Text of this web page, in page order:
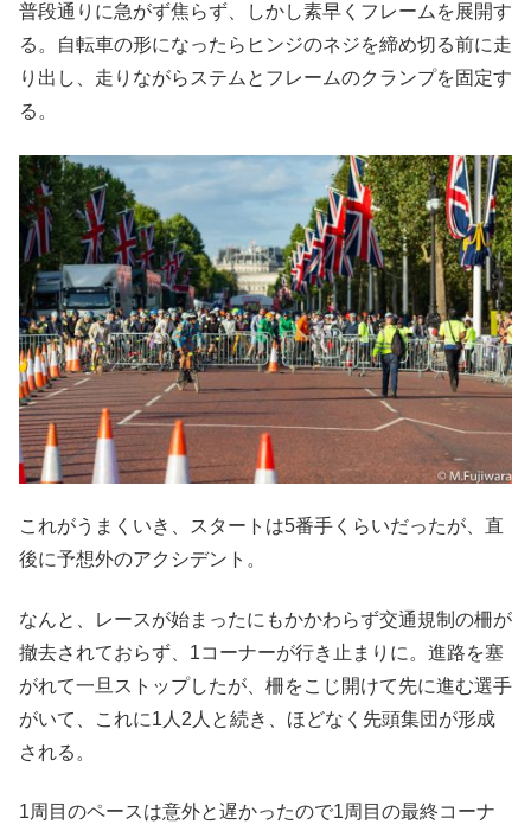
普段通りに急がず焦らず、しかし素早くフレームを展開す
る。自転車の形になったらヒンジのネジを締め切る前に走
り出し、走りながらステムとフレームのクランプを固定す
る。
これがうまくいき、スタートは5番手くらいだったが、直
後に予想外のアクシデント。
なんと、レースが始まったにもかかわらず交通規制の柵が
撤去されておらず、1コーナーが行き止まりに。進路を塞
がれて一旦ストップしたが、柵をこじ開けて先に進む選手
がいて、これに1人2人と続き、ほどなく先頭集団が形成
される。
1周目のペースは意外と遅かったので1周目の最終コーナ